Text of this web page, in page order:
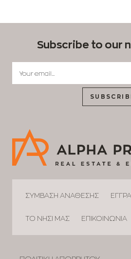
Subscribe to our
ΣΥΜΒΑΣΗ ΑΝΑΘΕΣΗΣ
ΤΟ ΝΗΣΙ ΜΑΣ ΕΠΙΚΟΙΝΩΝΙΑ